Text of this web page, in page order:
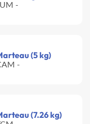
-
(5 kg)
-
(7.26 kg)